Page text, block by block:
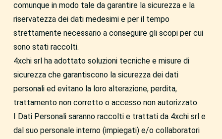
comunque in modo tale da garantire la sicurezza e la
riservatezza dei dati medesimi e per il tempo
strettamente necessario a conseguire gli scopi per cui
sono stati raccolti.
4xchi srl ha adottato soluzioni tecniche e misure di
sicurezza che garantiscono la sicurezza dei dati
personali ed evitano la loro alterazione, perdita,
trattamento non corretto o accesso non autorizzato.
I Dati Personali saranno raccolti e trattati da 4xchi srl e
dal suo personale interno (impiegati) e/o collaboratori